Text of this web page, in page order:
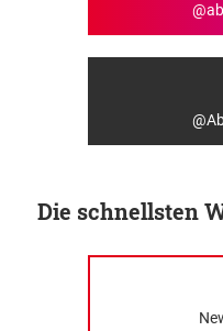
Die schnellsten